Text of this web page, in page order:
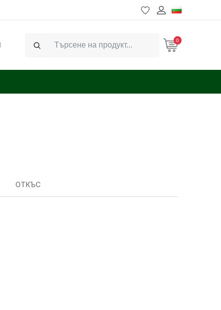
Search
0
ОТКЪС